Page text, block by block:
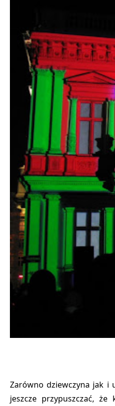
Zarówno dziewczyna jak i
jeszcze przypuszczać,